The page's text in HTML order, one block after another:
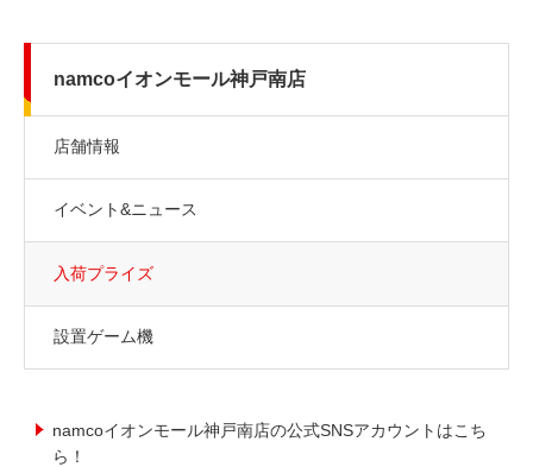
namcoイオンモール神戸南店
店舗情報
イベント&ニュース
入荷プライズ
設置ゲーム機
namcoイオンモール神戸南店の公式SNSアカウントはこち
ら！